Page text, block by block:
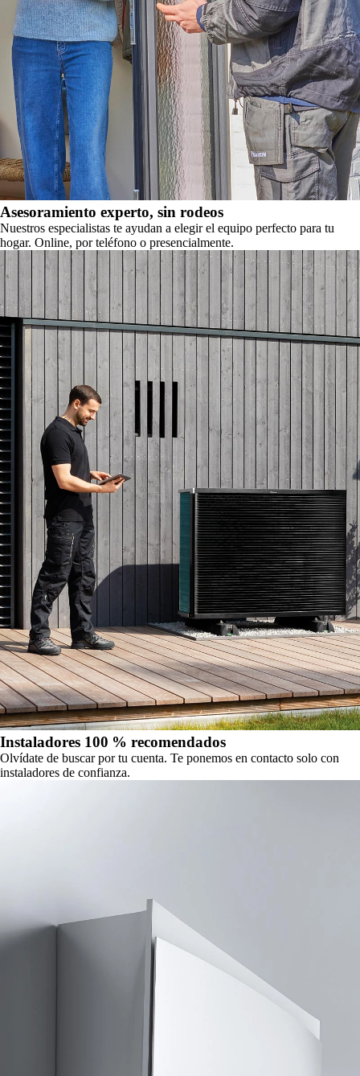
Asesoramiento experto, sin rodeos
Nuestros especialistas te ayudan a elegir el equipo perfecto para tu
hogar. Online, por teléfono o presencialmente.
Instaladores 100 % recomendados
Olvídate de buscar por tu cuenta. Te ponemos en contacto solo con
instaladores de confianza.